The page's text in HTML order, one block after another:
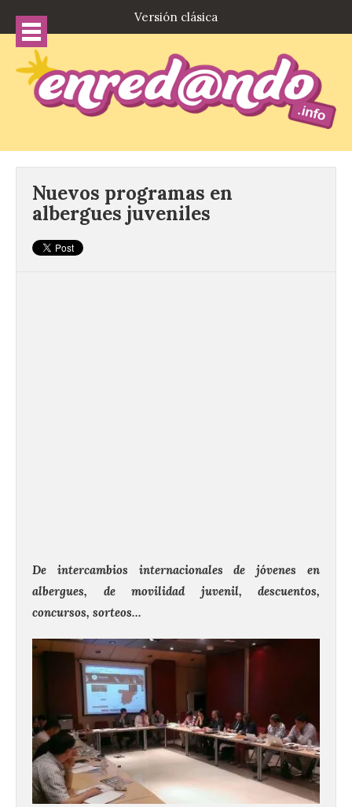
Versión clásica
Nuevos programas en
albergues juveniles
De intercambios internacionales de jóvenes en
albergues, de movilidad juvenil, descuentos,
concursos, sorteos…